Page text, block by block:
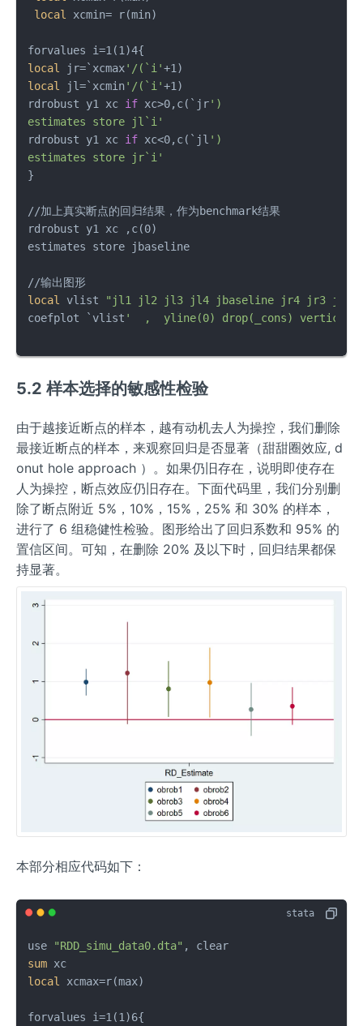
local xcmin= r(min)
local jr=`xcmax'/(`i'
local jl=`xcmin'/(`i'+1)
rdrobust y1 xc if xc>0,c(`jr')
estimates store jl`i'
rdrobust y1 xc if xc<0,c(`jl ')
estimates store jr`i'
}
//加上真实断点的回归结果，作为benchmark结果
rdrobust y1 xc ,c(0)
estimates store jbaseline
local vlist
"jl1 jl2 jl3 jl4 jbaseline jr4 jr3 jr2
coefplot `vlist '  ,  yline(0) drop(_cons) vertical
5.2 样本选择的敏感性检验
由于越接近断点的样本，越有动机去人为操控，我们删除
最接近断点的样本，来观察回归是否显著（甜甜圈效应, d
onut hole approach ）。如果仍旧存在，说明即使存在
人为操控，断点效应仍旧存在。下面代码里，我们分别删
除了断点附近 5%，10%，15%，25% 和 30% 的样本，
进行了 6 组稳健性检验。图形给出了回归系数和 95% 的
置信区间。可知，在删除 20% 及以下时，回归结果都保
持显著。
本部分相应代码如下：
use "RDD_simu_data0.dta"
sum
local
xcmax=r(max)